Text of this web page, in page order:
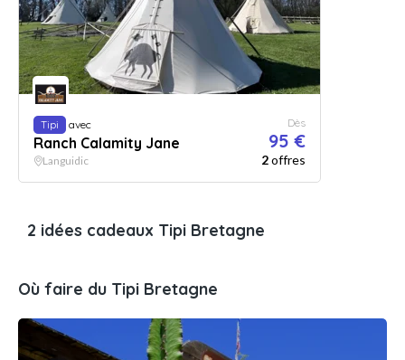
Tipi avec
Ranch Calamity Jane
Dès
95 €
Languidic 2offres
2 idées cadeaux Tipi Bretagne
Où faire du Tipi Bretagne